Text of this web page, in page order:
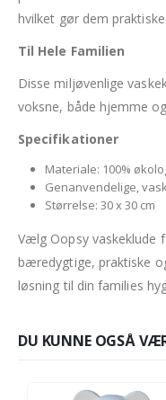
hvilket gør dem
Til Hele Familien
Disse miljøvenlige
voksne, både hjemme
Specifikationer
Materiale: 100%
Genanvendelige,
Størrelse: 30 x 30 cm
Vælg Oopsy vaskeklude
bæredygtige, praktiske
løsning til din families
DU KUNNE OGSÅ